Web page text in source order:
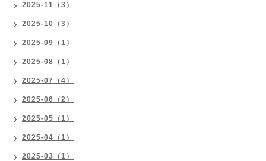
2025-11（3）
2025-10（3）
2025-09（1）
2025-08（1）
2025-07（4）
2025-06（2）
2025-05（1）
2025-04（1）
2025-03（1）